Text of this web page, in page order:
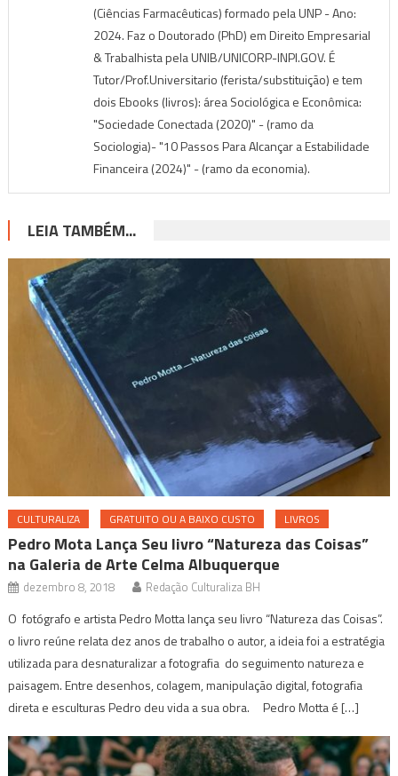
(Ciências Farmacêuticas) formado pela UNP - Ano:
2024. Faz o Doutorado (PhD) em Direito Empresarial
& Trabalhista pela UNIB/UNICORP-INPI.GOV. É
Tutor/Prof.Universitario (ferista/substituição) e tem
dois Ebooks (livros): área Sociológica e Econômica:
"Sociedade Conectada (2020)" - (ramo da
Sociologia)- "10 Passos Para Alcançar a Estabilidade
Financeira (2024)" - (ramo da economia).
LEIA TAMBÉM...
CULTURALIZA GRATUITO OU A BAIXO CUSTO LIVROS
Pedro Mota Lança Seu livro “Natureza das Coisas”
na Galeria de Arte Celma Albuquerque
dezembro 8, 2018 Redação Culturaliza BH
O fotógrafo e artista Pedro Motta lança seu livro “Natureza das Coisas”.
o livro reúne relata dez anos de trabalho o autor, a ideia foi a estratégia
utilizada para desnaturalizar a fotografia do seguimento natureza e
paisagem. Entre desenhos, colagem, manipulação digital, fotografia
direta e esculturas Pedro deu vida a sua obra. Pedro Motta é […]